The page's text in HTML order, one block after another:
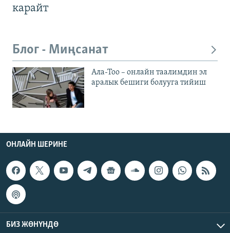
карайт
Блог - Миңсанат
Ала-Тоо – онлайн таалимдин эл
аралык бешиги болууга тийиш
ОНЛАЙН ШЕРИНЕ
БИЗ ЖӨНҮНДӨ